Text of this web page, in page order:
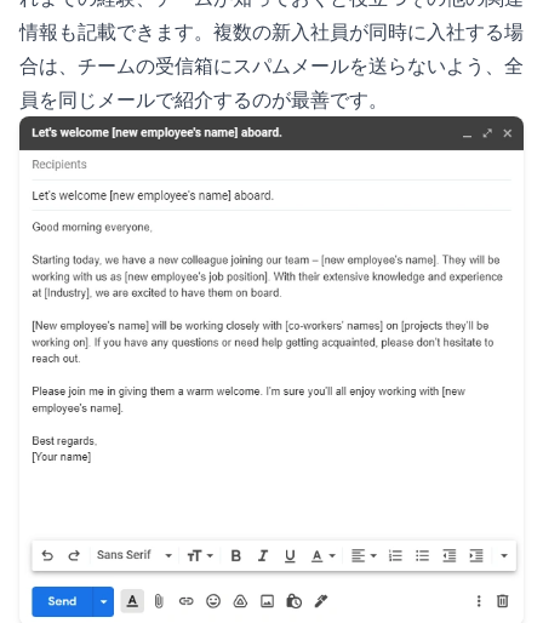
情報も記載できます。複数の新入社員が同時に入社する場
合は、チームの受信箱にスパムメールを送らないよう、全
員を同じメールで紹介するのが最善です。